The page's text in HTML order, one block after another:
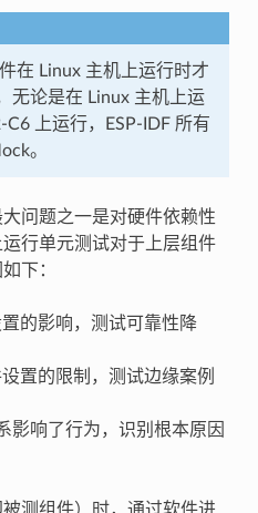
在 Linux 主机上运行时才
无论是在 Linux 主机上运
上运行，ESP-IDF 所有
。
问题之一是对硬件依赖性
行单元测试对于上层组件
下：
的影响，测试可靠性降
置的限制，测试边缘案例
影响了行为，识别根本原因